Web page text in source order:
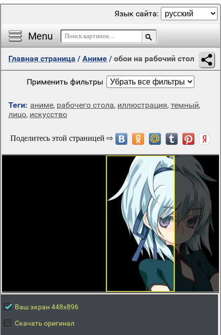
Menu
Язык сайта:
Главная страница / Аниме / обои на рабочий стол
Применить фильтры
Теги: аниме, рабочего стола, иллюстрация, темный,
лицо, искусство
Ваш экран 448x896
Скачать оригинал